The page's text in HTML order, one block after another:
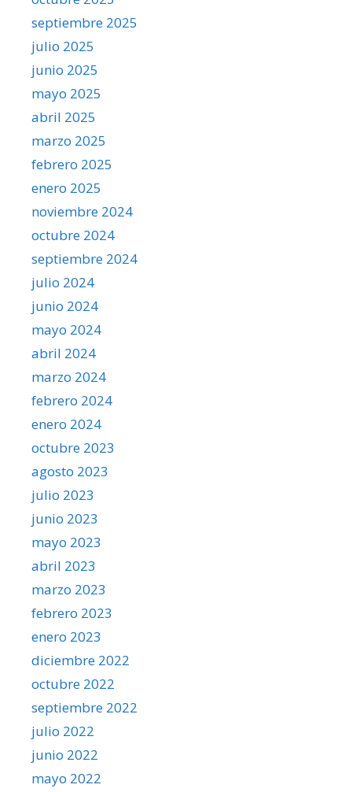
septiembre 2025
julio 2025
junio 2025
mayo 2025
abril 2025
marzo 2025
febrero 2025
enero 2025
noviembre 2024
octubre 2024
septiembre 2024
julio 2024
junio 2024
mayo 2024
abril 2024
marzo 2024
febrero 2024
enero 2024
octubre 2023
agosto 2023
julio 2023
junio 2023
mayo 2023
abril 2023
marzo 2023
febrero 2023
enero 2023
diciembre 2022
octubre 2022
septiembre 2022
julio 2022
junio 2022
mayo 2022